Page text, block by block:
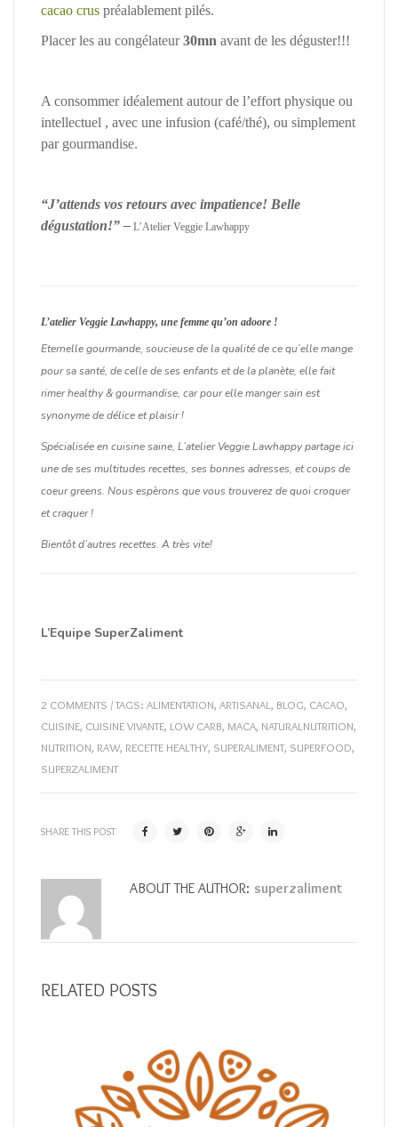
cacao crus préalablement pilés.
Placer les au congélateur30mn avant de les déguster!!!
A consommer idéalement autour de l’effort physique ou
intellectuel , avec une infusion (café/thé), ou simplement
par gourmandise.
“J’attends vos retours avec impatience! Belle
dégustation!” – L’Atelier Veggie Lawhappy
L’atelier Veggie Lawhappy, une femme qu’on adoore !
Eternelle gourmande, soucieuse de la qualité de ce qu’elle mange
pour sa santé, de celle de ses enfants et de la planète, elle fait
rimer healthy & gourmandise, car pour elle manger sain est
synonyme de délice et plaisir !
Spécialisée en cuisine saine, L’atelier Veggie Lawhappy partage ici
une de ses multitudes recettes, ses bonnes adresses, et coups de
coeur greens. Nous espèrons que vous trouverez de quoi croquer
et craquer !
Bientôt d’autres recettes. A très vite!
L’Equipe SuperZaliment
2 COMMENTS / TAGS: ALIMENTATION, ARTISANAL, BLOG, CACAO,
CUISINE, CUISINE VIVANTE, LOW CARB, MACA, NATURALNUTRITION,
NUTRITION, RAW, RECETTE HEALTHY, SUPERALIMENT, SUPERFOOD,
SUPERZALIMENT
SHARE THIS POST
ABOUT THE AUTHOR: superzaliment
RELATED POSTS